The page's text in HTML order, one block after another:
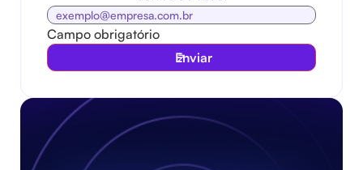
Campo obrigatório
Enviar